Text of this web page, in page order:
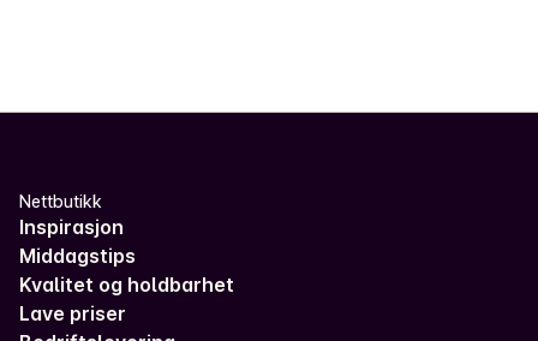
Nettbutikk
Inspirasjon
Middagstips
Kvalitet og holdbarhet
Lave priser